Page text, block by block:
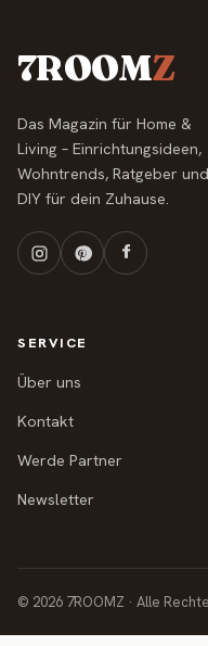
7ROOMZ
Das Magazin für Home &
Living – Einrichtungsideen,
Wohntrends, Ratgeber und
DIY für dein Zuhause.
SERVICE
Über uns
Kontakt
Werde Partner
Newsletter
© 2026 7ROOMZ · Alle